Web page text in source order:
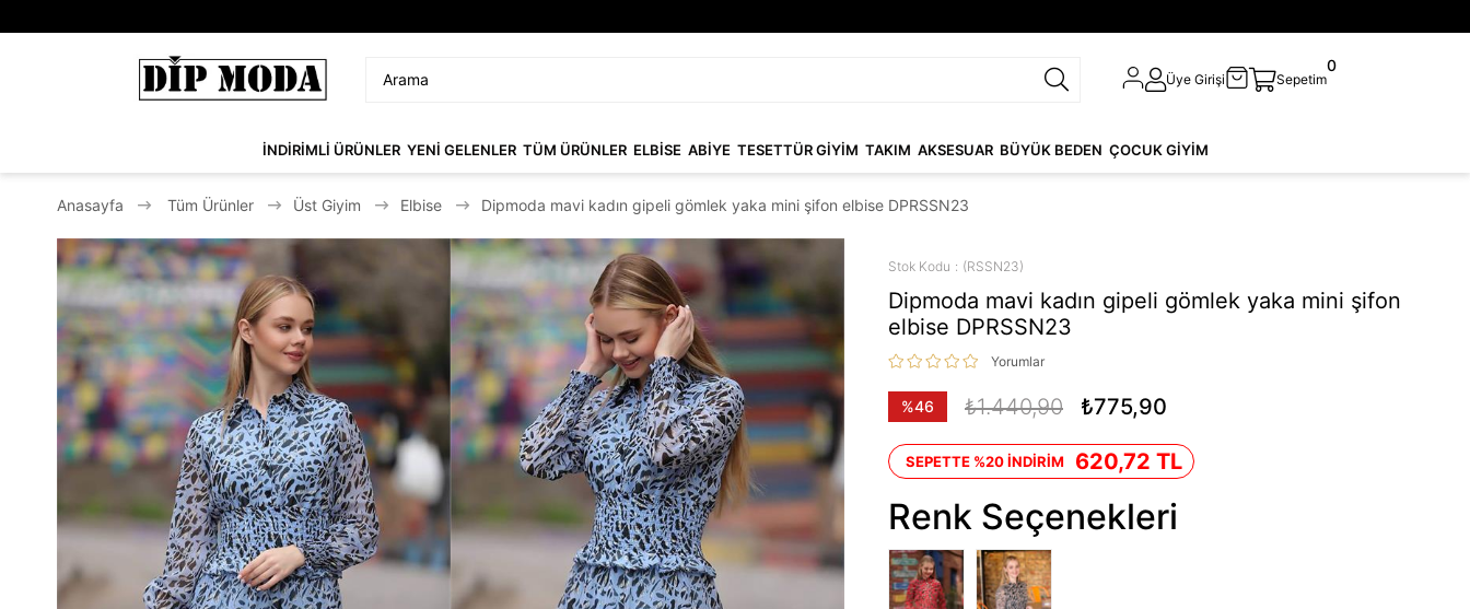
Üye Girişi Sepetim
0
İNDİRİMLİ ÜRÜNLER YENİ GELENLER TÜM ÜRÜNLER ELBİSE ABİYE TESETTÜR GİYİM TAKIM AKSESUAR BÜYÜK BEDEN ÇOCUK GİYİM
Anasayfa Tüm Ürünler Üst Giyim Elbise Dipmoda mavi kadın gipeli gömlek yaka mini şifon elbise DPRSSN23
Stok Kodu (RSSN23)
Dipmoda mavi kadın gipeli gömlek yaka mini şifon
elbise DPRSSN23
Yorumlar
%46
₺1.440,90 ₺775,90
SEPETTE %20 İNDİRİM 620,72 TL
Renk Seçenekleri